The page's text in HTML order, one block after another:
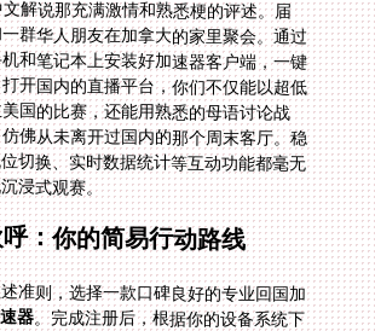
浸式观赛。
：你的简易行动路线
准则，选择一款口碑良好的专业回国加
器。完成注册后，根据你的设备系统下
载对应的客户端。安装过程通常非常简单。第二步，启动
应用，从服务器列表中选择一个延迟低、状态佳的中国大
陆节点（通常应用会智能推荐最优选择）。点击连接，等
待状态显示“已保护”或“已连接”。第三步，此时再打开你
手机或电脑上的腾讯体育、咪咕视频等App，你会发现之
前那些地域限制的提示消失了。像往常一样，找到赛事直
播入口，点击播放。接下来，你需要准备的，就只剩下啤